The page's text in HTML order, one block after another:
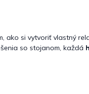
ako si vytvoriť vlastný
so stojanom, každá